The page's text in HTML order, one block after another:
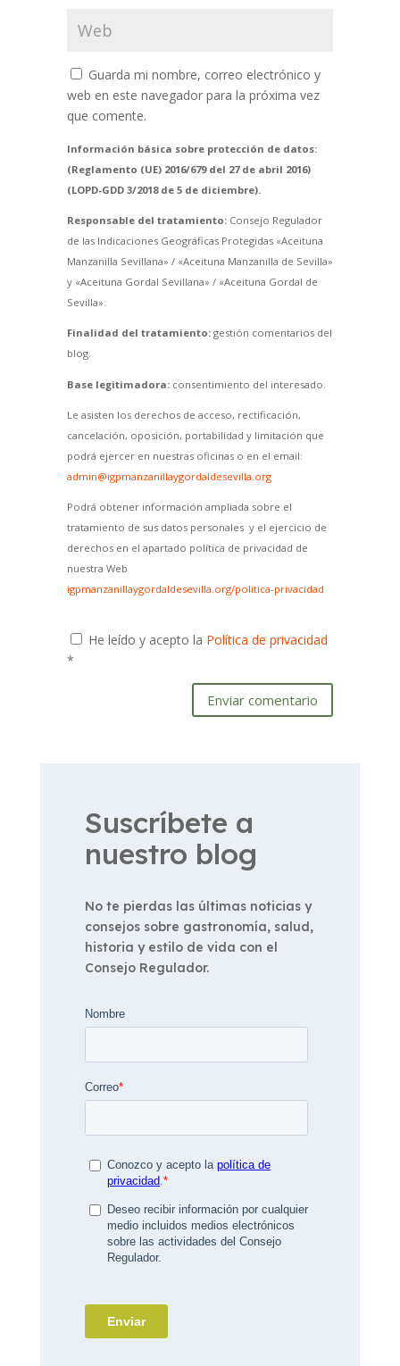
Guarda mi nombre, correo electrónico y
web en este navegador para la próxima vez
que comente.
Información básica sobre protección de datos:
(Reglamento (UE) 2016/679 del 27 de abril 2016)
(LOPD-GDD 3/2018 de 5 de diciembre).
Responsable del tratamiento:Consejo Regulador
de las Indicaciones Geográficas Protegidas «Aceituna
Manzanilla Sevillana» / «Aceituna Manzanilla de Sevilla»
y «Aceituna Gordal Sevillana» / «Aceituna Gordal de
Sevilla».
Finalidad del tratamiento:gestión comentarios del
blog.
Base legitimadora:consentimiento del interesado.
Le asisten los derechos de acceso, rectificación,
cancelación, oposición, portabilidad y limitación que
podrá ejercer en nuestras oficinas o en el email:
admin@igpmanzanillaygordaldesevilla.org
Podrá obtener información ampliada sobre el
tratamiento de sus datos personales y el ejercicio de
derechos en el apartado política de privacidad de
nuestra Web
igpmanzanillaygordaldesevilla.org/politica-privacidad
He leído y acepto la Política de privacidad
*
Enviar comentario
Suscríbete a
nuestro blog
No te pierdas las últimas noticias y
consejos sobre gastronomía, salud,
historia y estilo de vida con el
Consejo Regulador.